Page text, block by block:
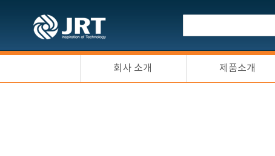
회사 소개 제품소개